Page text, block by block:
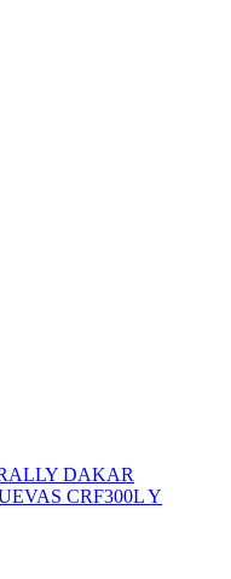
DAKAR
CRF300L Y